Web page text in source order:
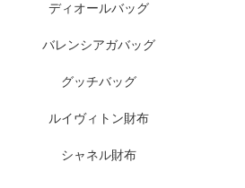
ディオールバッグ
バレンシアガバッグ
グッチバッグ
ルイヴィトン財布
シャネル財布